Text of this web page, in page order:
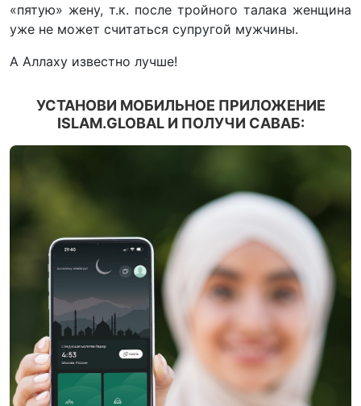
«пятую» жену, т.к. после тройного талака женщина
уже не может считаться супругой мужчины.
А Аллаху известно лучше!
УСТАНОВИ МОБИЛЬНОЕ ПРИЛОЖЕНИЕ
ISLAM.GLOBAL И ПОЛУЧИ САВАБ: